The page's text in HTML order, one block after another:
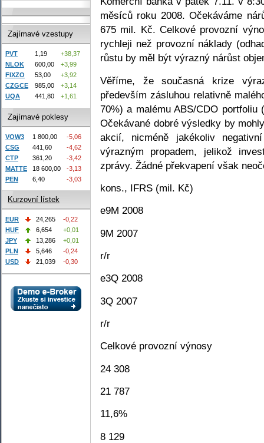
měsíců roku 2008. Očekáváme
675 mil. Kč. Celkové provozní
rychleji než provozní náklady
růstu by měl být výrazný nárůst
Věříme, že současná krize
především zásluhou relativně
70%) a malému ABS/CDO
Očekávané dobré výsledky by
akcií, nicméně jakékoliv
výrazným propadem, jelikož
zprávy. Žádné překvapení však
kons., IFRS (mil. Kč)
e9M 2008
9M 2007
r/r
e3Q 2008
3Q 2007
r/r
Celkové provozní výnosy
24 308
21 787
11,6%
8 129
Zajímavé vzestupy
PVT 1,19
+38,37
NLOK
600,00
+3,99
FIXZO
53,00
+3,92
CZGCE
985,00
+3,14
UQA
441,80 +1,61
Zajímavé poklesy
VOW3 1 800,00
-5,06
CSG
441,60
-4,62
CTP
361,20
-3,42
MATTE
18 600,00
-3,13
PEN
6,40 -3,03
Kurzovní lístek
EUR 24,265
-0,22
HUF
6,654
+0,01
JPY
13,286
+0,01
PLN
5,646
-0,24
USD
21,039 -0,30